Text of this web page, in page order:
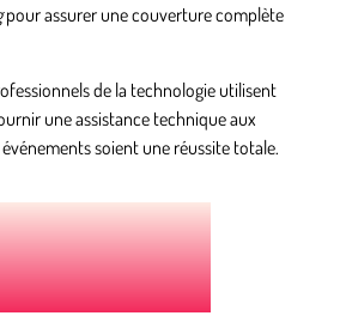
pour assurer une couverture complète
de la technologie utilisent
une assistance technique aux
soient une réussite totale.